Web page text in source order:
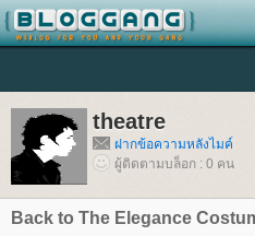
theatre
ฝากข้อความหลังไมค์
ผู้ติดตามบล็อก : 0 คน
Back to The Elegance